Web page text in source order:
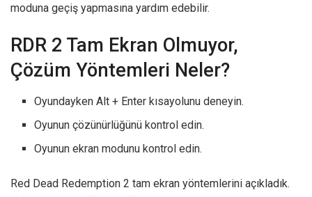
moduna geçiş yapmasına yardım edebilir.
RDR 2 Tam Ekran Olmuyor,
Çözüm Yöntemleri Neler?
Oyundayken Alt + Enter kısayolunu deneyin.
Oyunun çözünürlüğünü kontrol edin.
Oyunun ekran modunu kontrol edin.
Red Dead Redemption 2 tam ekran yöntemlerini açıkladık.